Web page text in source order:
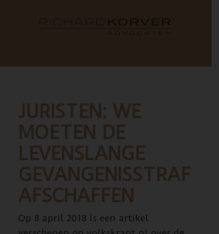
JURISTEN: WE
MOETEN DE
LEVENSLANGE
GEVANGENISSTRAF
AFSCHAFFEN
Op 8 april 2018 is een artikel